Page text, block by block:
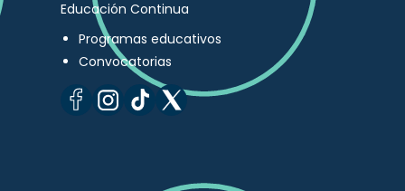
Educación Continua
Programas educativos
Convocatorias